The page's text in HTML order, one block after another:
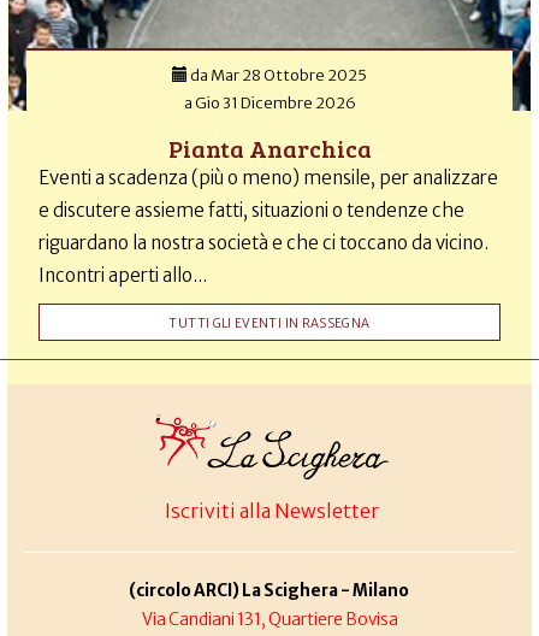
da Mar 28 Ottobre 2025
aGio 31 Dicembre 2026
Pianta Anarchica
Eventi a scadenza (più o meno) mensile, per analizzare
e discutere assieme fatti, situazioni o tendenze che
riguardano la nostra società e che ci toccano da vicino.
Incontri aperti allo...
TUTTI GLI EVENTI IN RASSEGNA
Iscriviti alla Newsletter
(circolo ARCI) La Scighera - Milano
Via Candiani 131, Quartiere Bovisa